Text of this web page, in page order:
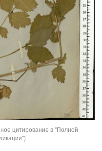
цитирование в "Полной